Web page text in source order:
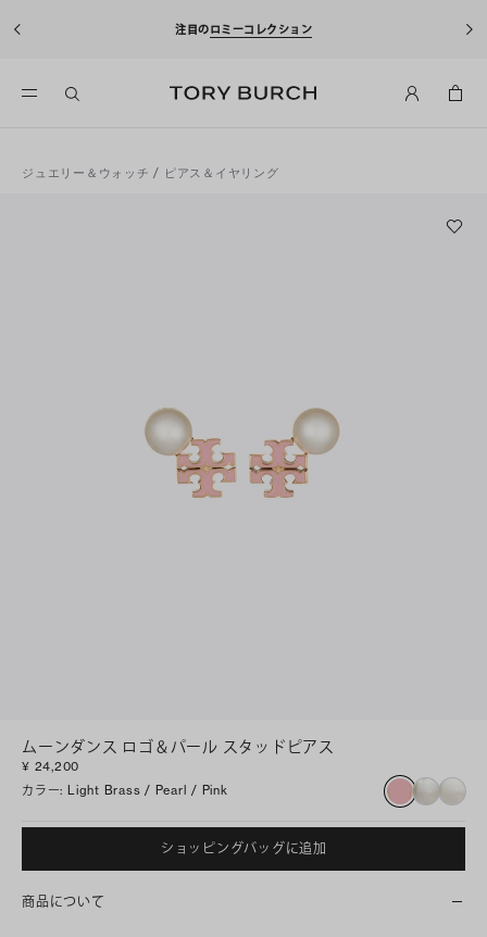
注目のロミーコレクション
ジュエリー＆ウォッチ / ピアス＆イヤリング
ムーンダンス ロゴ＆パール スタッドピアス
¥ 24,200
カラー: Light Brass / Pearl / Pink
ショッピングバッグに追加
商品について